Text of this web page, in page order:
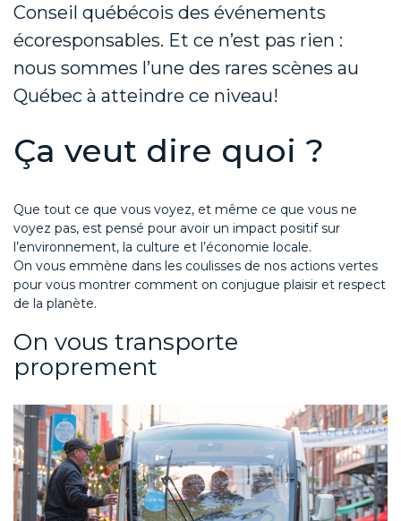
Conseil québécois des événements
écoresponsables. Et ce n’est pas rien :
nous sommes l’une des rares scènes au
Québec à atteindre ce niveau!
Ça veut dire quoi ?
Que tout ce que vous voyez, et même ce que vous ne
voyez pas, est pensé pour avoir un impact positif sur
l’environnement, la culture et l’économie locale.
On vous emmène dans les coulisses de nos actions vertes
pour vous montrer comment on conjugue plaisir et respect
de la planète.
On vous transporte
proprement